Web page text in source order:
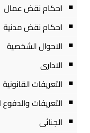
احكام نقض عمال
احكام نقض مدنية
الاحوال الشخصية
الادارى
التعريفات القانونية
التعريفات والدفوع
الجنائى